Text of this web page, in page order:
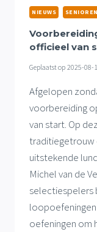
NIEUWS SENIOREN
officieel van
Geplaatst op 2025-08-
Afgelopen
voorbereiding
van start. Op
traditiegetrouw
uitstekende
Michel van de
selectiespelers
oefeningen